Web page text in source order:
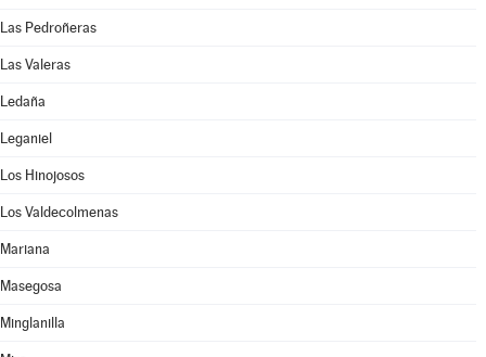
Las Pedroñeras
Las Valeras
Ledaña
Leganiel
Los Hinojosos
Los Valdecolmenas
Mariana
Masegosa
Minglanilla